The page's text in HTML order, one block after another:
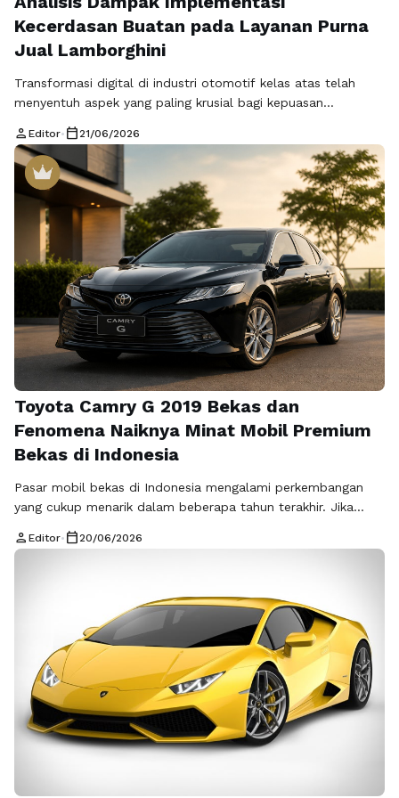
Kecerdasan Buatan pada Layanan Purna
Jual Lamborghini
Transformasi digital di industri otomotif kelas atas telah
menyentuh aspek yang paling krusial bagi kepuasan
mengadopsi teknologi Kecerdasan Buatan (AI) untuk
memastikan bahwa setiap kendaraan tetap dalam kondisi
performa puncak melalui sistem pemeliharaan prediktif yang
sangat akurat. Fokus utama dari implementasi teknologi ini
adalah deteksi dini anomali teknis …
Baca Selengkapnya
person Editor• calendar_today 21/06/2026
Toyota Camry G 2019 Bekas dan
Fenomena Naiknya Minat Mobil Premium
Bekas di Indonesia
Pasar mobil bekas di Indonesia mengalami perkembangan
yang cukup menarik dalam beberapa tahun terakhir. Jika
pilihan alternatif karena faktor anggaran, saat ini persepsinya
pilihan, tetapi karena ingin memperoleh kualitas kendaraan
yang lebih tinggi pada rentang …
Baca Selengkapnya
person Editor• calendar_today 20/06/2026